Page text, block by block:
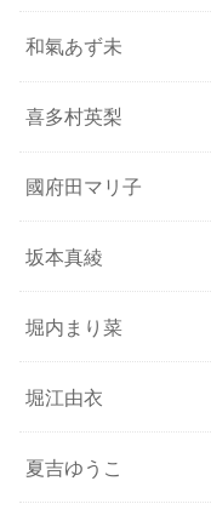
和氣あず未
喜多村英梨
國府田マリ子
坂本真綾
堀内まり菜
堀江由衣
夏吉ゆうこ